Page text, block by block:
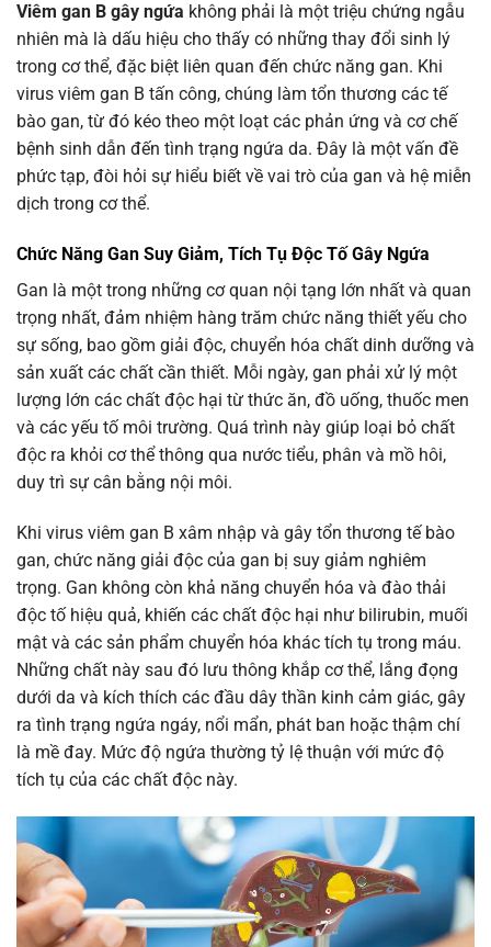
Viêm gan B gây ngứa không phải là một triệu chứng ngẫu
nhiên mà là dấu hiệu cho thấy có những thay đổi sinh lý
trong cơ thể, đặc biệt liên quan đến chức năng gan. Khi
virus viêm gan B tấn công, chúng làm tổn thương các tế
bào gan, từ đó kéo theo một loạt các phản ứng và cơ chế
bệnh sinh dẫn đến tình trạng ngứa da. Đây là một vấn đề
phức tạp, đòi hỏi sự hiểu biết về vai trò của gan và hệ miễn
dịch trong cơ thể.
Chức Năng Gan Suy Giảm, Tích Tụ Độc Tố Gây Ngứa
Gan là một trong những cơ quan nội tạng lớn nhất và quan
trọng nhất, đảm nhiệm hàng trăm chức năng thiết yếu cho
sự sống, bao gồm giải độc, chuyển hóa chất dinh dưỡng và
sản xuất các chất cần thiết. Mỗi ngày, gan phải xử lý một
lượng lớn các chất độc hại từ thức ăn, đồ uống, thuốc men
và các yếu tố môi trường. Quá trình này giúp loại bỏ chất
độc ra khỏi cơ thể thông qua nước tiểu, phân và mồ hôi,
duy trì sự cân bằng nội môi.
Khi virus viêm gan B xâm nhập và gây tổn thương tế bào
gan, chức năng giải độc của gan bị suy giảm nghiêm
trọng. Gan không còn khả năng chuyển hóa và đào thải
độc tố hiệu quả, khiến các chất độc hại như bilirubin, muối
mật và các sản phẩm chuyển hóa khác tích tụ trong máu.
Những chất này sau đó lưu thông khắp cơ thể, lắng đọng
dưới da và kích thích các đầu dây thần kinh cảm giác, gây
ra tình trạng ngứa ngáy, nổi mẩn, phát ban hoặc thậm chí
là mề đay. Mức độ ngứa thường tỷ lệ thuận với mức độ
tích tụ của các chất độc này.